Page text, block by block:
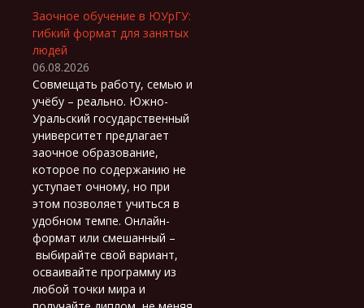
Заочное обучение в ЮУрГУ:
гибкий формат для занятых
людей
06.08.2026
Совмещать работу, семью и
учёбу – реально. Южно-
Уральский государственный
университет предлагает
заочное образование,
которое по содержанию не
уступает очному, но при
этом позволяет учиться в
удобном темпе. Онлайн-
формат или смешанный –
выбирайте свой вариант,
осваивайте программу из
любой точки мира и